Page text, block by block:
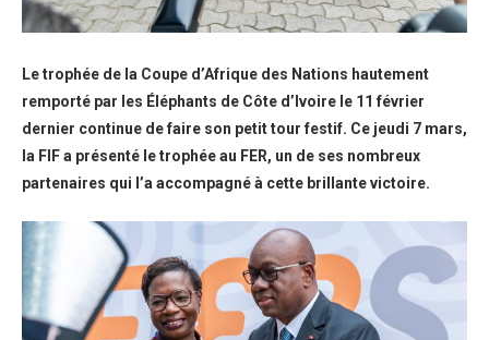
Le trophée de la Coupe d’Afrique des Nations hautement
remporté par les Éléphants de Côte d’Ivoire le 11 février
dernier continue de faire son petit tour festif. Ce jeudi 7 mars,
la FIF a présenté le trophée au FER, un de ses nombreux
partenaires qui l’a accompagné à cette brillante victoire.